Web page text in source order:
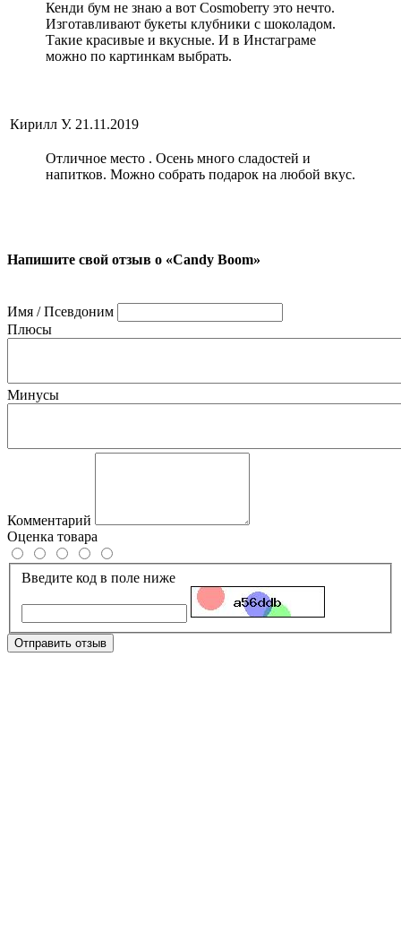
Кенди бум не знаю а вот Cosmoberry это нечто.
Изготавливают букеты клубники с шоколадом.
Такие красивые и вкусные. И в Инстаграме
можно по картинкам выбрать.
Кирилл У. 21.11.2019
Отличное место . Осень много сладостей и
напитков. Можно собрать подарок на любой вкус.
Напишите свой отзыв о «Candy Boom»
Имя / Псевдоним
Плюсы
Минусы
Комментарий
Оценка товара
Введите код в поле ниже
Отправить отзыв